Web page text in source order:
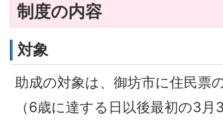
制度の内容
対象
助成の対象は、御坊市に住民票
（6歳に達する日以後最初の3